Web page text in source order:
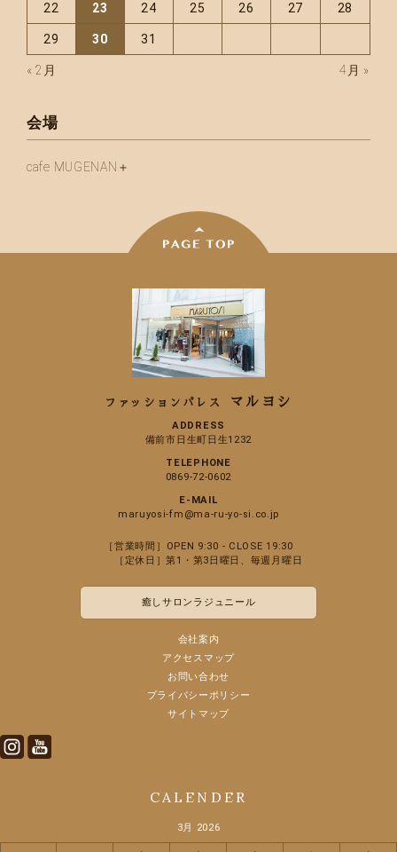
22 23 24 25 26 27 28
29 30 31
« 2月 4月 »
会場
cafe MUGENAN＋
ファッションパレス マルヨシ
ADDRESS
備前市日生町日生1232
TELEPHONE
0869-72-0602
E-MAIL
maruyosi-fm@ma-ru-yo-si.co.jp
［営業時間］OPEN 9:30 - CLOSE 19:30
［定休日］第1・第3日曜日、毎週月曜日
癒しサロンラジュニール
会社案内
アクセスマップ
お問い合わせ
プライバシーポリシー
サイトマップ
Instagram
CALENDER
3月 2026